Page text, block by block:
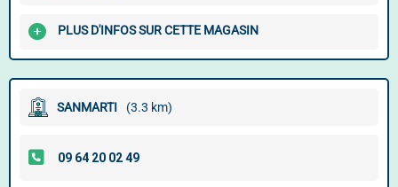
PLUS D'INFOS SUR CETTE MAGASIN
SANMARTI (3.3 km)